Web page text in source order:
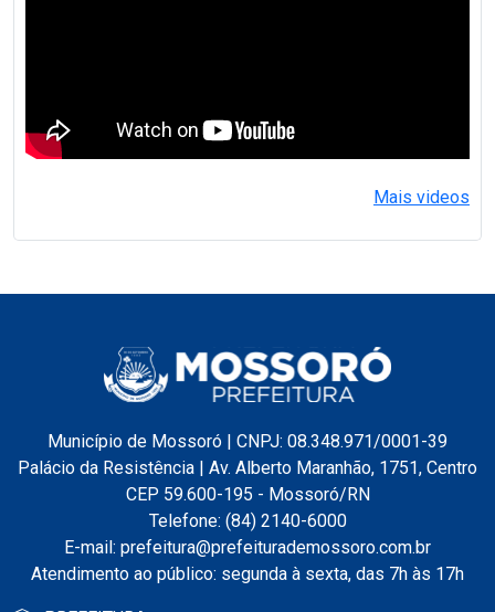
Mais videos
Município de Mossoró | CNPJ: 08.348.971/0001-39
Palácio da Resistência | Av. Alberto Maranhão, 1751, Centro
CEP 59.600-195 - Mossoró/RN
Telefone: (84) 2140-6000
E-mail: prefeitura@prefeiturademossoro.com.br
Atendimento ao público: segunda à sexta, das 7h às 17h